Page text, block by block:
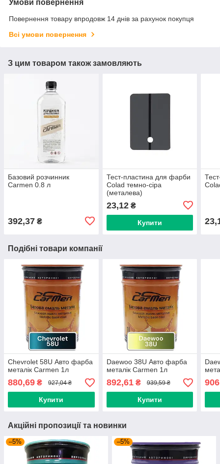
Умови повернення
Повернення товару впродовж 14 днів за рахунок покупця
Всі умови повернення
З цим товаром також замовляють
Базовий розчинник
Carmen 0.8 л
392,37 ₴
Тест-пластина для фарби
Colad темно-сіра
(металева)
23,12₴
Купити
Подібні товари компанії
Chevrolet 58U Авто фарба
металік Carmen 1л
880,69 ₴ 927,04 ₴
Купити
Daewoo 38U Авто фарба
металік Carmen 1л
892,61₴ 939,59 ₴
Купити
Акційні пропозиції та новинки
–5% –5%